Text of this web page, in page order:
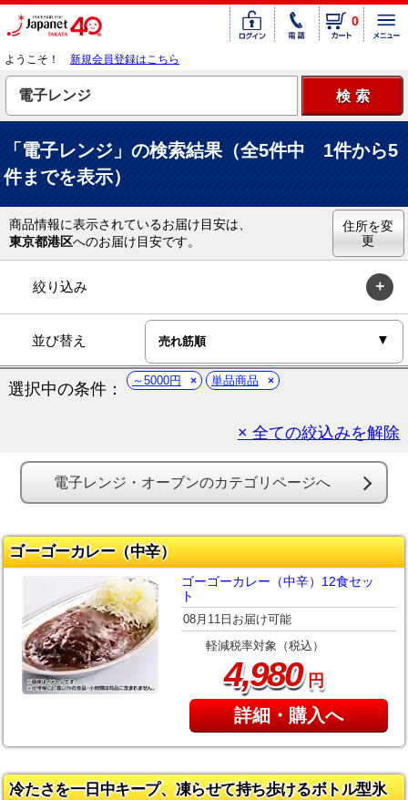
0
ようこそ！ 新規会員登録はこちら
「電子レンジ」の検索結果（全5件中 1件から5
件までを表示）
商品情報に表示されているお届け目安は、
東京都港区へのお届け目安です。
住所を変
更
絞り込み
並び替え
選択中の条件： ～5000円 単品商品
× 全ての絞込みを解除
電子レンジ・オーブンのカテゴリページへ
ゴーゴーカレー（中辛）
ゴーゴーカレー（中辛）12食セッ
ト
08月11日お届け可能
軽減税率対象（税込）
4,980円
詳細・購入へ
冷たさを一日中キープ、凍らせて持ち歩けるボトル型氷